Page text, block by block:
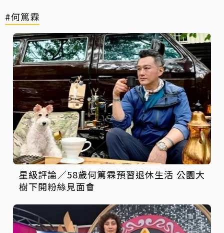
#何篤霖
星級評論／58歲何篤霖預習退休生活 公園大
樹下開粉絲見面會